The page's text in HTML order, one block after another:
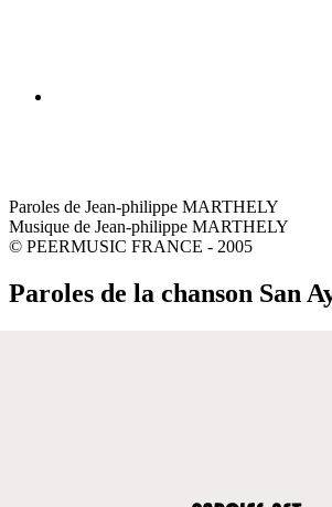
Paroles de Jean-philippe MARTHELY
Musique de Jean-philippe MARTHELY
© PEERMUSIC FRANCE - 2005
Paroles de la chanson San